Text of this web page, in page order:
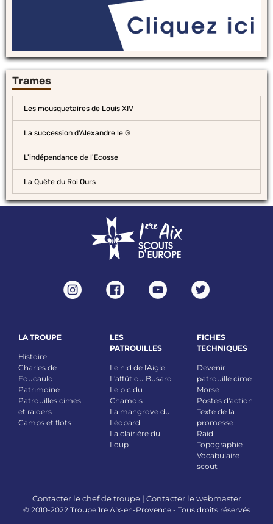
Trames
Les mousquetaires de Louis XIV
La succession d'Alexandre le G
L'indépendance de l'Ecosse
La Quête du Roi Ours
LA TROUPE
Histoire
Charles de
Foucauld
Patrimoine
Patrouilles cimes
et raiders
Camps et flots
LES
PATROUILLES
Le nid de l'Aigle
L'affût du Busard
Le pic du
Chamois
La mangrove du
Léopard
La clairière du
Loup
FICHES
TECHNIQUES
Devenir
patrouille cime
Morse
Postes d'action
Texte de la
promesse
Raid
Topographie
Vocabulaire
scout
Contacter le chef de troupe| Contacter le webmaster
© 2010-2022 Troupe 1re Aix-en-Provence - Tous droits réservés